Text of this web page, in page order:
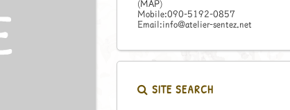
(MAP)
Mobile:090-5192-0857
Email:info@atelier-sentez.net
SITE SEARCH